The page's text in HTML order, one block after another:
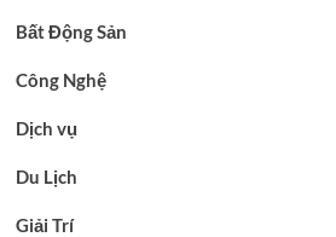
Bất Động Sản
Công Nghệ
Dịch vụ
Du Lịch
Giải Trí